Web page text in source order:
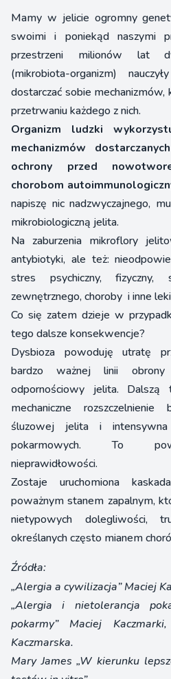
Mamy w jelicie ogromny
swoimi i poniekąd naszymi
przestrzeni milionów lat
(mikrobiota-organizm)
dostarczać sobie
przetrwaniu każdego z nich.
Organizm ludzki
mechanizmów
ochrony przed
chorobom
napiszę nic nadzwyczajnego,
mikrobiologiczną jelita.
Na zaburzenia mikroflory
antybiotyki, ale też:
stres psychiczny, fizyczny,
zewnętrznego, choroby i inne
Co się zatem dzieje w
tego dalsze konsekwencje?
Dysbioza powoduję utratę
bardzo ważnej linii obrony
odpornościowy jelita.
mechaniczne
śluzowej jelita i intensywna
pokarmowych. To
nieprawidłowości.
Zostaje uruchomiona
poważnym stanem zapalnym,
nietypowych dolegliwości,
określanych często mianem
Źródła:
„Alergia a cywilizacja” Maciej
„Alergia i nietolerancja
pokarmy” Maciej
Kaczmarska.
Mary James „W kierunku